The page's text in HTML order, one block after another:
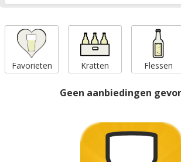
Favorieten Kratten Flessen
Geen aanbiedingen